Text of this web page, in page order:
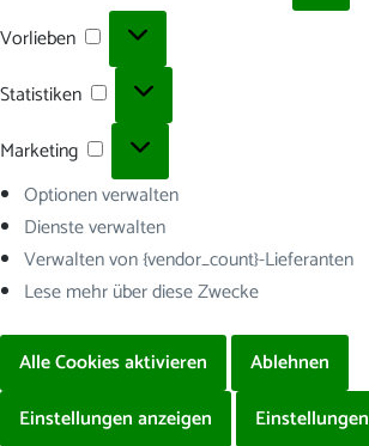
Vorlieben
Vorlieben
Statistiken Statistiken
Marketing
Marketing
Optionen verwalten
Dienste verwalten
Verwalten von {vendor_count}-Lieferanten
Lese mehr über diese Zwecke
Alle Cookies aktivieren
Ablehnen
Einstellungen anzeigen